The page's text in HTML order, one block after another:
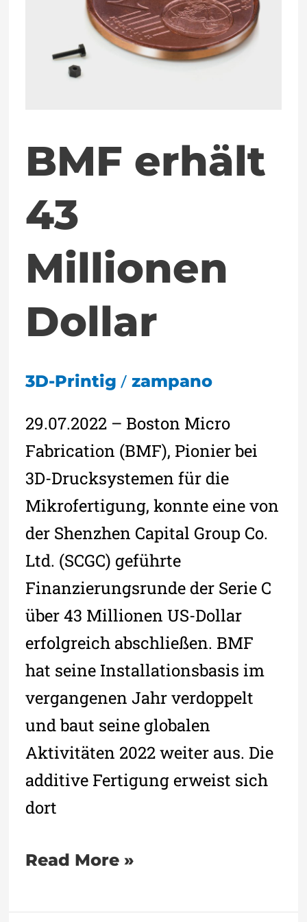
BMF erhält
43
Millionen
Dollar
3D-Printig / zampano
29.07.2022 – Boston Micro
Fabrication (BMF), Pionier bei
3D-Drucksystemen für die
Mikrofertigung, konnte eine von
der Shenzhen Capital Group Co.
Ltd. (SCGC) geführte
Finanzierungsrunde der Serie C
über 43 Millionen US-Dollar
erfolgreich abschließen. BMF
hat seine Installationsbasis im
vergangenen Jahr verdoppelt
und baut seine globalen
Aktivitäten 2022 weiter aus. Die
additive Fertigung erweist sich
dort
Millionen
Dollar
Read More »